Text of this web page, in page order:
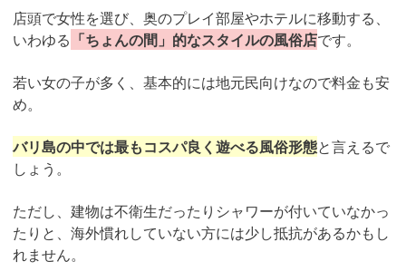
店頭で女性を選び、奥のプレイ部屋やホテルに移動する、
いわゆる 「ちょんの間」的なスタイルの風俗店です。
若い女の子が多く、基本的には地元民向けなので料金も安
め。
バリ島の中では最もコスパ良く遊べる風俗形態と言えるで
しょう。
ただし、建物は不衛生だったりシャワーが付いていなかっ
たりと、海外慣れしていない方には少し抵抗があるかもし
れません。